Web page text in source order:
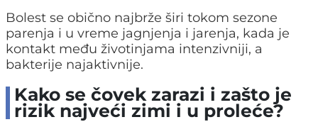
Bolest se obično najbrže širi tokom sezone
parenja i u vreme jagnjenja i jarenja, kada je
kontakt među životinjama intenzivniji, a
bakterije najaktivnije.
Kako se čovek zarazi i zašto je
rizik najveći zimi i u proleće?